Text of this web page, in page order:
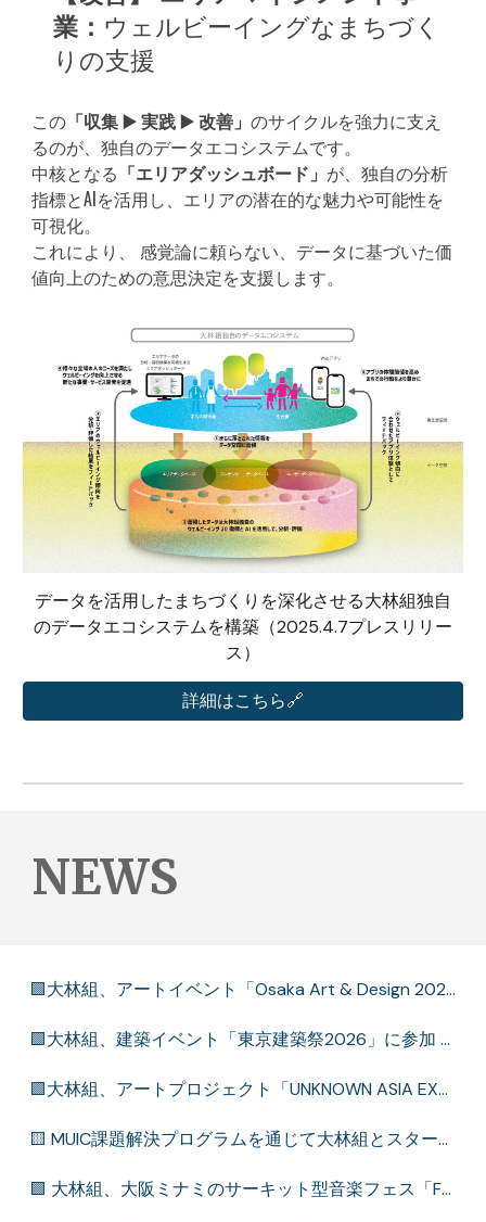
業： ウェルビーイングなまちづく
りの支援
この 「収集 ▶️ 実践▶️改善」のサイクルを強力に支え
るのが、独自のデータエコシステムです。
中核となる 「エリアダッシュボード」 が、独自の分析
指標とAIを活用し、エリアの潜在的な魅力や可能性を
可視化。
これにより、 感覚論に頼らない、データに基づいた価
値向上のための意思決定を支援します。
データを活用したまちづくりを深化させる大林組独自
のデータエコシステムを構築（2025.4.7プレスリリー
ス）
詳細はこちら🔗
NEWS
🟩大林組、アートイベント「Osaka Art & Design 2026」に協力 (2026.5.21)
🟩大林組、建築イベント「東京建築祭2026」に参加 (2026.5.15)
🟩大林組、アートプロジェクト「UNKNOWN ASIA EXTRA」に協力 (2026.1.28)
🟨 MUIC課題解決プログラムを通じて大林組とスタートアップ3社が協業(2026.1.15)
🟩 大林組、大阪ミナミのサーキット型音楽フェス「FM802 MINAMI WHEEL2025」とコラボレーション (2025.10.3)